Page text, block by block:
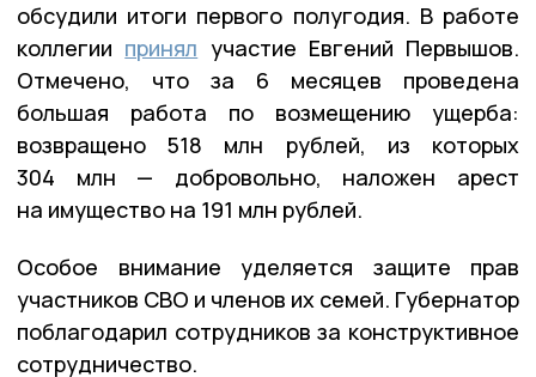
обсудили итоги первого полугодия. В работе
коллегии принял участие Евгений Первышов.
Отмечено, что за 6 месяцев проведена
большая работа по возмещению ущерба:
возвращено 518 млн рублей, из которых
304 млн — добровольно, наложен арест
на имущество на 191 млн рублей.
Особое внимание уделяется защите прав
участников СВО и членов их семей. Губернатор
поблагодарил сотрудников за конструктивное
сотрудничество.